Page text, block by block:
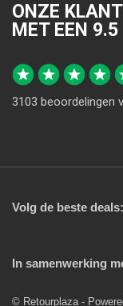
ONZE
MET EEN 9.5
3103 beoordelingen
Volg de beste deals:
In samenwerking
© Retourplaza -